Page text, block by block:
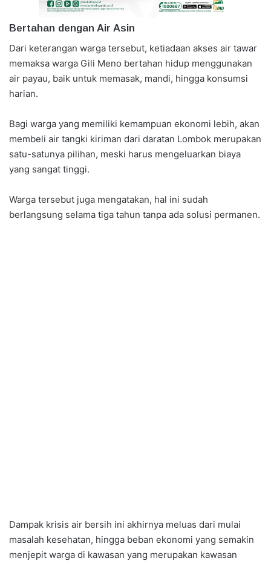
Bertahan dengan Air Asin
Dari keterangan warga tersebut, ketiadaan akses air tawar
memaksa warga Gili Meno bertahan hidup menggunakan
air payau, baik untuk memasak, mandi, hingga konsumsi
harian.
Bagi warga yang memiliki kemampuan ekonomi lebih, akan
membeli air tangki kiriman dari daratan Lombok merupakan
satu-satunya pilihan, meski harus mengeluarkan biaya
yang sangat tinggi.
Warga tersebut juga mengatakan, hal ini sudah
berlangsung selama tiga tahun tanpa ada solusi permanen.
Dampak krisis air bersih ini akhirnya meluas dari mulai
masalah kesehatan, hingga beban ekonomi yang semakin
menjepit warga di kawasan yang merupakan kawasan